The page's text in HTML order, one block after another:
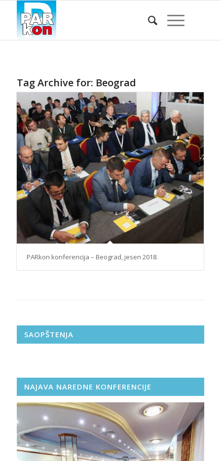
Tag Archive for: Beograd
PARkon konferencija – Beograd, jesen 2018.
SAOPŠTENJA
NAJAVA NAREDNE KONFERENCIJE